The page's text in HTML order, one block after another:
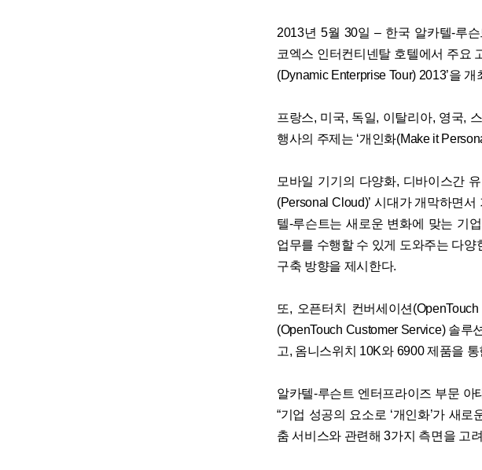
2013년 5월 30일 – 한국 알카텔-루
코엑스 인터컨티넨탈 호텔에서 주요
(Dynamic Enterprise Tour) 2013’을
프랑스, 미국, 독일, 이탈리아, 영국,
행사의 주제는 ‘개인화(Make it
모바일 기기의 다양화, 디바이스간
(Personal Cloud)’ 시대가 개막하면
텔-루슨트는 새로운 변화에 맞는 기
업무를 수행할 수 있게 도와주는 다
구축 방향을 제시한다.
또, 오픈터치 컨버세이션
(OpenTouch Customer Service) 솔
고, 옴니스위치 10K와 6900 제품을
알카텔-루슨트 엔터프라이즈 부문 아
“기업 성공의 요소로 ‘개인화’가 새
춤 서비스와 관련해 3가지 측면을 고